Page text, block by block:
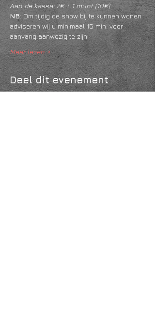
Aan de kassa: 7€ + 1 munt (10€)
NB: Om tijdig de show bij te kunnen wonen
adviseren wij u minimaal 15 min. voor
aanvang aanwezig te zijn.
Meer lezen >
Deel dit evenement